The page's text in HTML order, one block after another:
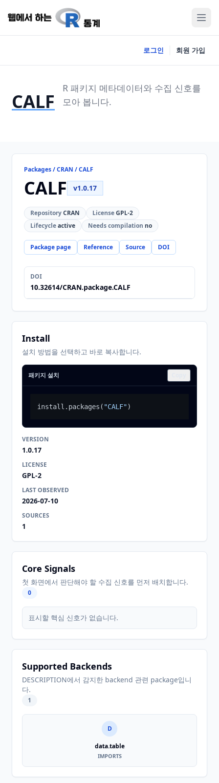
로그인 회원 가입
CALF
R 패키지 메타데이터와 수집 신호를
모아 봅니다.
Packages / CRAN / CALF
CALF v1.0.17
RepositoryCRAN LicenseGPL-2
Lifecycleactive Needs compilation no
Package page Reference Source DOI
DOI
10.32614/CRAN.package.CALF
Install
설치 방법을 선택하고 바로 복사합니다.
패키지 설치
install.packages ( "CALF")
VERSION
1.0.17
LICENSE
GPL-2
LAST OBSERVED
2026-07-10
SOURCES
1
Core Signals
첫 화면에서 판단해야 할 수집 신호를 먼저 배치합니다.
0
표시할 핵심 신호가 없습니다.
Supported Backends
DESCRIPTION에서 감지한 backend 관련 package입니
다.
1
D
data.table
IMPORTS